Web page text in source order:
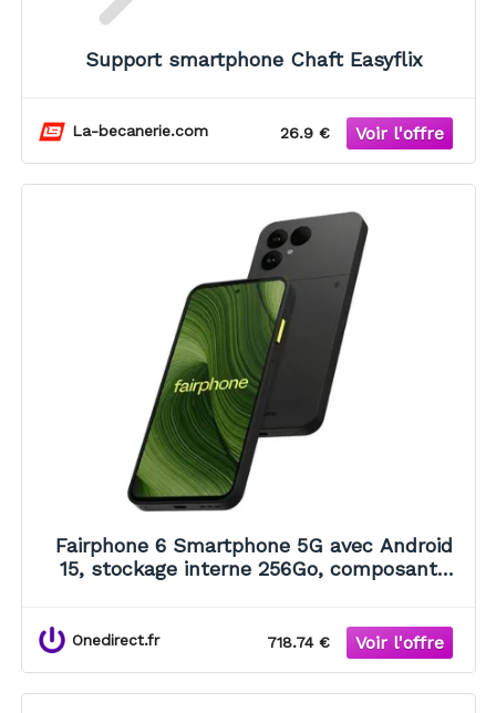
Support smartphone Chaft Easyflix
La-becanerie.com 26.9 €
Fairphone 6 Smartphone 5G avec Android
15, stockage interne 256Go, composants
Onedirect.fr 718.74 €